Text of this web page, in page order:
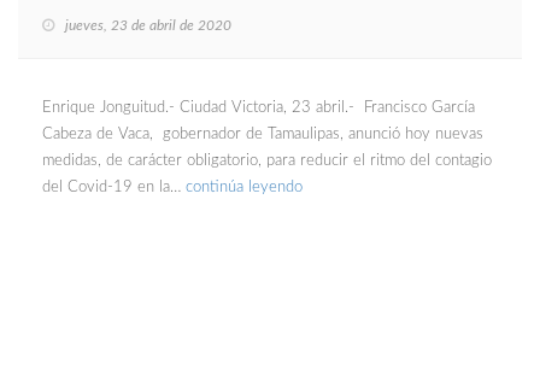
jueves, 23 de abril de 2020
Enrique Jonguitud.- Ciudad Victoria, 23 abril.- Francisco García
Cabeza de Vaca, gobernador de Tamaulipas, anunció hoy nuevas
medidas, de carácter obligatorio, para reducir el ritmo del contagio
del Covid-19 en la… continúa leyendo